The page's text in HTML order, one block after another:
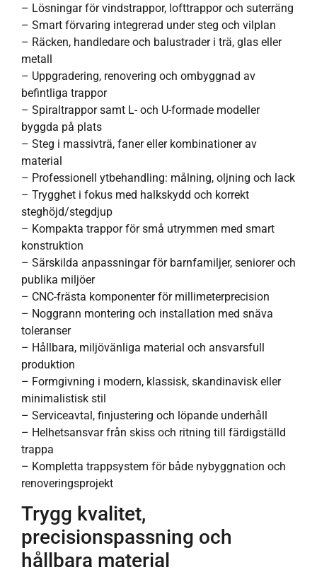
– Lösningar för vindstrappor, lofttrappor och suterräng
– Smart förvaring integrerad under steg och vilplan
– Räcken, handledare och balustrader i trä, glas eller
metall
– Uppgradering, renovering och ombyggnad av
befintliga trappor
– Spiraltrappor samt L- och U-formade modeller
byggda på plats
– Steg i massivträ, faner eller kombinationer av
material
– Professionell ytbehandling: målning, oljning och lack
– Trygghet i fokus med halkskydd och korrekt
steghöjd/stegdjup
– Kompakta trappor för små utrymmen med smart
konstruktion
– Särskilda anpassningar för barnfamiljer, seniorer och
publika miljöer
– CNC-frästa komponenter för millimeterprecision
– Noggrann montering och installation med snäva
toleranser
– Hållbara, miljövänliga material och ansvarsfull
produktion
– Formgivning i modern, klassisk, skandinavisk eller
minimalistisk stil
– Serviceavtal, finjustering och löpande underhåll
– Helhetsansvar från skiss och ritning till färdigställd
trappa
– Kompletta trappsystem för både nybyggnation och
renoveringsprojekt
Trygg kvalitet,
precisionspassning och
hållbara material